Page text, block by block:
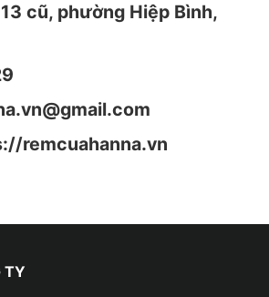
cũ, phường Hiệp Bình,
remcuahanna.vn
TY